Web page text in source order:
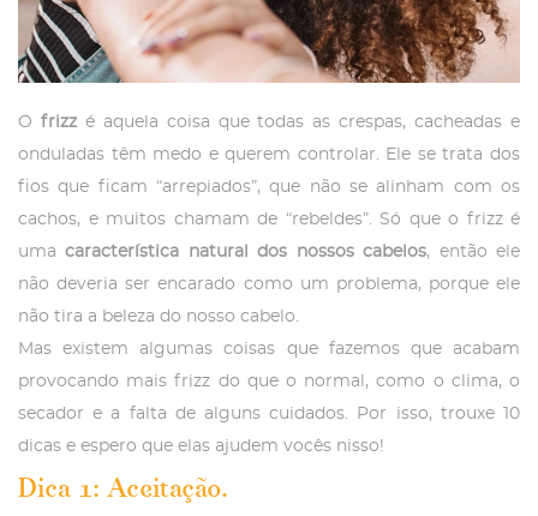
O frizzé aquela coisa que todas as crespas, cacheadas e
onduladas têm medo e querem controlar. Ele se trata dos
fios que ficam “arrepiados”, que não se alinham com os
cachos, e muitos chamam de “rebeldes”. Só que o frizz é
umacaracterística natural dos nossos cabelos, então ele
não deveria ser encarado como um problema, porque ele
não tira a beleza do nosso cabelo.
Mas existem algumas coisas que fazemos que acabam
provocando mais frizz do que o normal, como o clima, o
secador e a falta de alguns cuidados. Por isso, trouxe 10
dicas e espero que elas ajudem vocês nisso!
Dica 1: Aceitação.